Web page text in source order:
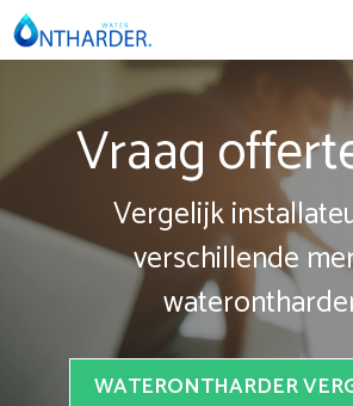
Spring
naar
Vraag
Vergelijk
verschillende
WATERONTHARDER